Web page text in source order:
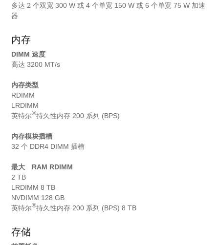
多达 2 个双宽 300 W 或 4 个单宽 150 W 或 6 个单宽 75 W 加速
器
内存
DIMM 速度
高达 3200 MT/s
内存类型
RDIMM
LRDIMM
英特尔®持久性内存 200 系列 (BPS)
内存模块插槽
32 个 DDR4 DIMM 插槽
最大 RAM RDIMM
2 TB
LRDIMM 8 TB
NVDIMM 128 GB
英特尔®持久性内存 200 系列 (BPS) 8 TB
存储